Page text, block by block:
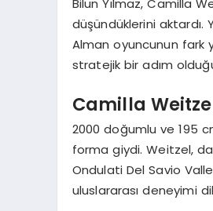
Bilun Yılmaz, Camilla
düşündüklerini aktardı.
Alman oyuncunun fark
stratejik bir adım
Camilla
2000 doğumlu ve 195
forma giydi. Weitzel,
Ondulati Del Savio
uluslararası deneyimi